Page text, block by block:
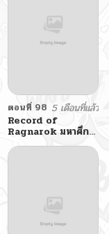
ตอนที่ 98 5 เดือนที่แล้ว
Record of
Ragnarok มหาศึก
คนชนเทพ